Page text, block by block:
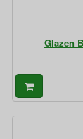
Glazen